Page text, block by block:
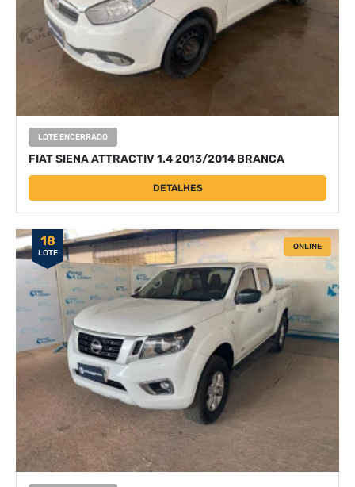
LOTE ENCERRADO
FIAT SIENA ATTRACTIV 1.4 2013/2014 BRANCA
DETALHES
18
LOTE
ONLINE